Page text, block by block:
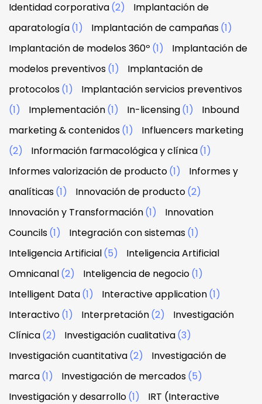
Identidad corporativa(2)
Implantación de
aparatología(1) Implantación de campañas(1)
Implantación de modelos 360º (1)
Implantación de
modelos preventivos(1)
Implantación de
protocolos(1)
Implantación servicios preventivos
(1)
Implementación(1) In-licensing(1)
Inbound
marketing & contenidos(1)
Influencers marketing
(2)
Información farmacológica y clínica(1)
Informes valorización de producto(1)
Informes y
analíticas(1) Innovación de producto(2)
Innovación y Transformación(1)
Innovation
Councils(1) Integración con sistemas(1)
Inteligencia Artificial(5)
Inteligencia Artificial
Omnicanal(2) Inteligencia de negocio(1)
Intelligent Data(1) Interactive application(1)
Interactivo(1) Interpretación(2)
Investigación
Clínica(2) Investigación cualitativa(3)
Investigación cuantitativa(2)
Investigación de
marca(1) Investigación de mercados(5)
Investigación y desarrollo(1)
IRT (Interactive